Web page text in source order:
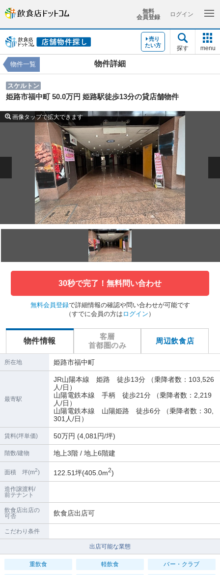
無料
会員登録
ログイン
売り
たい方
探す menu
物件詳細
物件一覧
スケルトン
姫路市福中町 50.0万円 姫路駅徒歩13分の貸店舗物件
画像タップで拡大できます
30秒で完了！無料問い合わせ
無料会員登録で詳細情報の確認や問い合わせが可能です
（すでに会員の方は ログイン ）
物件情報
客層
首都圏のみ
周辺飲食店
所在地 姫路市福中町
最寄駅
JR山陽本線 姫路 徒歩13分 （乗降者数：103,526
人/日）
山陽電鉄本線 手柄 徒歩21分 （乗降者数：2,219
人/日）
山陽電鉄本線 山陽姫路 徒歩6分 （乗降者数：30,
301人/日）
賃料(坪単価) 50万円 (4,081円/坪)
階数/建物 地上3階 / 地上6階建
面積 坪(m2) 122.51坪(405.0m2)
造作譲渡料/
前テナント
飲食店出店の
可否
飲食店出店可
こだわり条件
出店可能な業態
重飲食 軽飲食 バー・クラブ